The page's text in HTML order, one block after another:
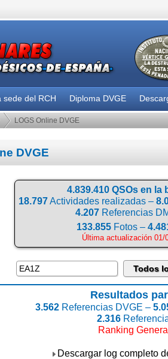
sede del RCH Diploma DVGE
LOGS Online DVGE
DVGE
4.839.410 QSOs en la
18.797Actividades realizadas –
4.207Referencias
133.855 Fotos –
Última actualización 01/
Resultados
3.562Referencias DVGE –
2.316
Ranking
Descargar log completo